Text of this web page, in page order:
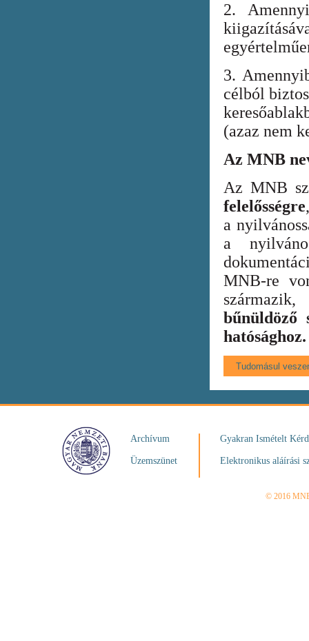
2.
3.
célból
(azaz nem
Az MNB
Az MNB
felelősségre
a
a
MNB-re
bűnüldöző
hatósághoz.
Archívum
Üzemszünet
Gyakran Ismételt
Elektronikus aláírási
© 2016